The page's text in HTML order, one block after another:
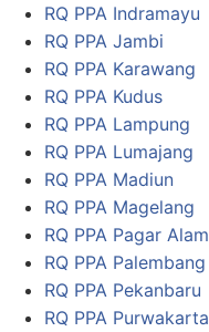
RQ PPA Indramayu
RQ PPA Jambi
RQ PPA Karawang
RQ PPA Kudus
RQ PPA Lampung
RQ PPA Lumajang
RQ PPA Madiun
RQ PPA Magelang
RQ PPA Pagar Alam
RQ PPA Palembang
RQ PPA Pekanbaru
RQ PPA Purwakarta